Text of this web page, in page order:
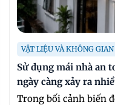
VẬT LIỆU VÀ KHÔNG GIAN
Sử dụng mái nhà an
ngày càng xảy ra
Trong bối cảnh biến